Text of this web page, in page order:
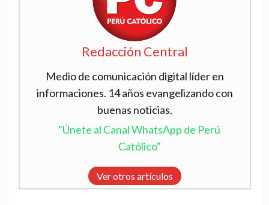
Redacción Central
Medio de comunicación digital líder en
informaciones. 14 años evangelizando con
buenas noticias.
"Únete al Canal WhatsApp de Perú
Católico"
Ver otros artículos